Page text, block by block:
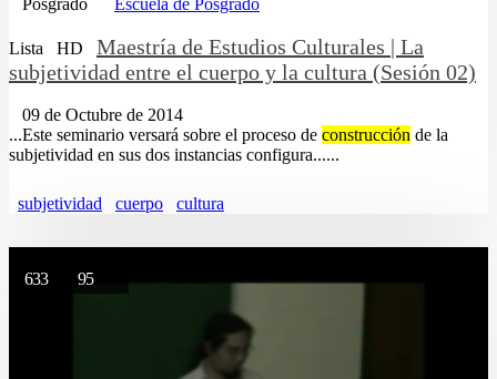
Lista HD
Maestría de Estudios Culturales | La
subjetividad entre el cuerpo y la cultura (Sesión 02)
09 de Octubre de 2014
...Este seminario versará sobre el proceso de construcción de la
subjetividad en sus dos instancias configura......
subjetividad cuerpo cultura
633 95